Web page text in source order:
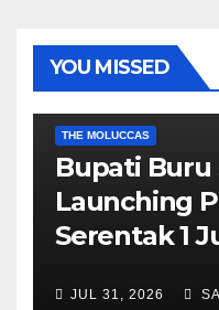
YOU MISSED
THE MOLUCCAS
Bupati Buru
Launching
Serentak 1
JUL 31, 2026
AMBON METRO